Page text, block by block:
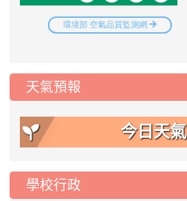
天氣預報
今日天氣
學校行政